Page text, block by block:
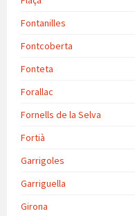
Fontanilles
Fontcoberta
Fonteta
Forallac
Fornells de la Selva
Fortià
Garrigoles
Garriguella
Girona